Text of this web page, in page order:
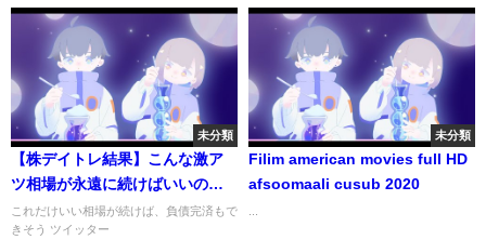
未分類
【株デイトレ結果】こんな激ア
ツ相場が永遠に続けばいいの
に・・・！
これだけいい相場が続けば、負債完済もで
きそう ツイッター
未分類
Filim american movies full HD
afsoomaali cusub 2020